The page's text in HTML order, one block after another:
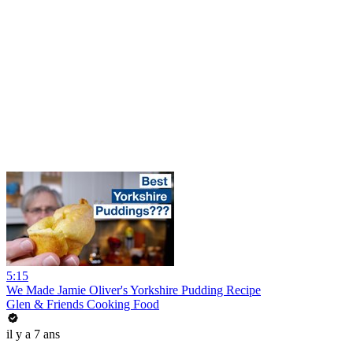
5:15
We Made Jamie Oliver's Yorkshire Pudding Recipe
Glen & Friends Cooking Food
il y a 7 ans